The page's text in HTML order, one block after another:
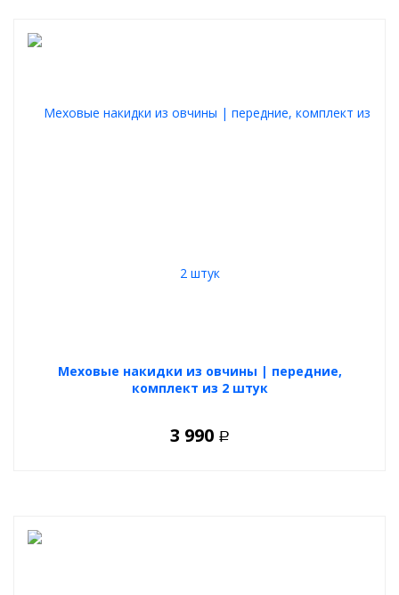
Меховые накидки из овчины | передние,
комплект из 2 штук
3 990 Р